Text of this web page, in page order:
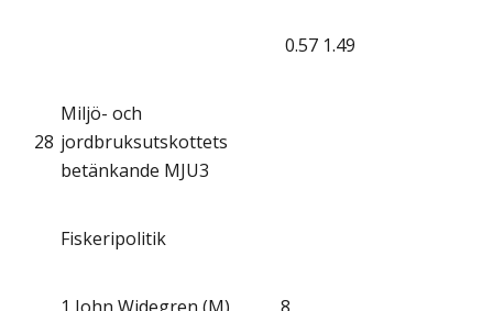
0.57 1.49
28
Miljö- och
jordbruksutskottets
betänkande MJU3
Fiskeripolitik